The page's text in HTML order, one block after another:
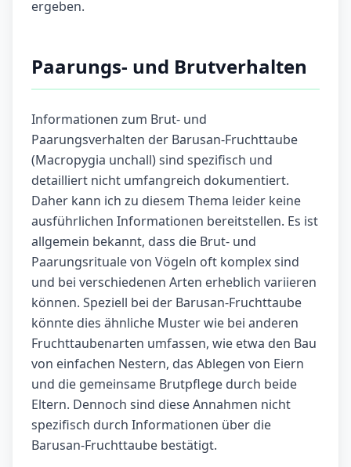
ergeben.
Paarungs- und Brutverhalten
Informationen zum Brut- und
Paarungsverhalten der Barusan-Fruchttaube
(Macropygia unchall) sind spezifisch und
detailliert nicht umfangreich dokumentiert.
Daher kann ich zu diesem Thema leider keine
ausführlichen Informationen bereitstellen. Es ist
allgemein bekannt, dass die Brut- und
Paarungsrituale von Vögeln oft komplex sind
und bei verschiedenen Arten erheblich variieren
können. Speziell bei der Barusan-Fruchttaube
könnte dies ähnliche Muster wie bei anderen
Fruchttaubenarten umfassen, wie etwa den Bau
von einfachen Nestern, das Ablegen von Eiern
und die gemeinsame Brutpflege durch beide
Eltern. Dennoch sind diese Annahmen nicht
spezifisch durch Informationen über die
Barusan-Fruchttaube bestätigt.